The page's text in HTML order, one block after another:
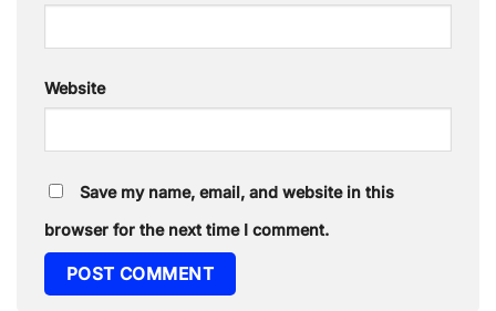
Website
Save my name, email, and website in this
browser for the next time I comment.